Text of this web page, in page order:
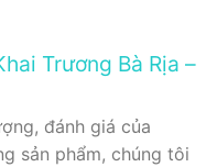
Trương Bà Rịa –
đánh giá của
sản phẩm, chúng tôi